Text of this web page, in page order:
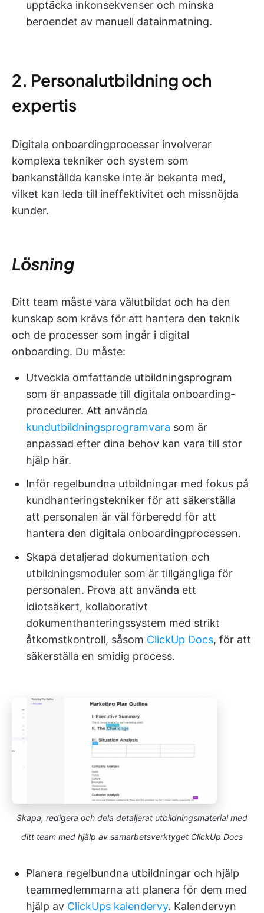
upptäcka inkonsekvenser och minska
beroendet av manuell datainmatning.
2. Personalutbildning och
expertis
Digitala onboardingprocesser involverar
komplexa tekniker och system som
bankanställda kanske inte är bekanta med,
vilket kan leda till ineffektivitet och missnöjda
kunder.
Lösning
Ditt team måste vara välutbildat och ha den
kunskap som krävs för att hantera den teknik
och de processer som ingår i digital
onboarding. Du måste:
Utveckla omfattande utbildningsprogram
som är anpassade till digitala onboarding-
procedurer. Att använda
kundutbildningsprogramvara som är
anpassad efter dina behov kan vara till stor
hjälp här.
Inför regelbundna utbildningar med fokus på
kundhanteringstekniker för att säkerställa
att personalen är väl förberedd för att
hantera den digitala onboardingprocessen.
Skapa detaljerad dokumentation och
utbildningsmoduler som är tillgängliga för
personalen. Prova att använda ett
idiotsäkert, kollaborativt
dokumenthanteringssystem med strikt
åtkomstkontroll, såsom ClickUp Docs, för att
säkerställa en smidig process.
Skapa, redigera och dela detaljerat utbildningsmaterial med
ditt team med hjälp av samarbetsverktyget ClickUp Docs
Planera regelbundna utbildningar och hjälp
teammedlemmarna att planera för dem med
hjälp av ClickUps kalendervy. Kalendervyn